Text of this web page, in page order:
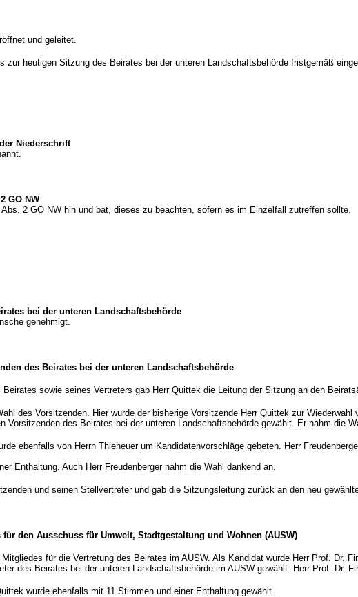
und geleitet.
heutigen Sitzung des Beirates bei der unteren Landschaftsbehörde fristgemäß
Niederschrift
GO NW
2 GO NW hin und bat, dieses zu beachten, sofern es im Einzelfall zutreffen sollte.
bei der unteren Landschaftsbehörde
genehmigt.
des Beirates bei der unteren Landschaftsbehörde
sowie seines Vertreters gab Herr Quittek die Leitung der Sitzung an den
des Vorsitzenden. Hier wurde der bisherige Vorsitzende Herr Quittek zur
Vorsitzenden des Beirates bei der unteren Landschaftsbehörde gewählt. Er nahm die
ebenfalls von Herrn Thieheuer um Kandidatenvorschläge gebeten. Herr
Enthaltung. Auch Herr Freudenberger nahm die Wahl dankend an.
und seinen Stellvertreter und gab die Sitzungsleitung zurück an den neu
den Ausschuss für Umwelt, Stadtgestaltung und Wohnen (AUSW)
für die Vertretung des Beirates im AUSW. Als Kandidat wurde Herr Prof. Dr.
des Beirates bei der unteren Landschaftsbehörde im AUSW gewählt. Herr Prof. Dr.
wurde ebenfalls mit 11 Stimmen und einer Enthaltung gewählt.